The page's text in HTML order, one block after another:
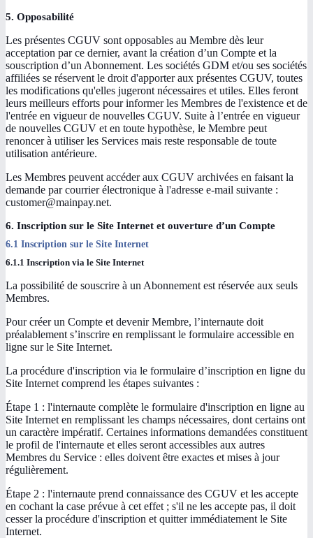
5. Opposabilité
Les présentes CGUV sont opposables au Membre dès leur
acceptation par ce dernier, avant la création d’un Compte et la
souscription d’un Abonnement. Les sociétés GDM et/ou ses sociétés
affiliées se réservent le droit d'apporter aux présentes CGUV, toutes
les modifications qu'elles jugeront nécessaires et utiles. Elles feront
leurs meilleurs efforts pour informer les Membres de l'existence et de
l'entrée en vigueur de nouvelles CGUV. Suite à l’entrée en vigueur
de nouvelles CGUV et en toute hypothèse, le Membre peut
renoncer à utiliser les Services mais reste responsable de toute
utilisation antérieure.
Les Membres peuvent accéder aux CGUV archivées en faisant la
demande par courrier électronique à l'adresse e-mail suivante :
customer@mainpay.net.
6. Inscription sur le Site Internet et ouverture d’un Compte
6.1 Inscription sur le Site Internet
6.1.1 Inscription via le Site Internet
La possibilité de souscrire à un Abonnement est réservée aux seuls
Membres.
Pour créer un Compte et devenir Membre, l’internaute doit
préalablement s’inscrire en remplissant le formulaire accessible en
ligne sur le Site Internet.
La procédure d'inscription via le formulaire d’inscription en ligne du
Site Internet comprend les étapes suivantes :
Étape 1 : l'internaute complète le formulaire d'inscription en ligne au
Site Internet en remplissant les champs nécessaires, dont certains ont
un caractère impératif. Certaines informations demandées constituent
le profil de l'internaute et elles seront accessibles aux autres
Membres du Service : elles doivent être exactes et mises à jour
régulièrement.
Étape 2 : l'internaute prend connaissance des CGUV et les accepte
en cochant la case prévue à cet effet ; s'il ne les accepte pas, il doit
cesser la procédure d'inscription et quitter immédiatement le Site
Internet.